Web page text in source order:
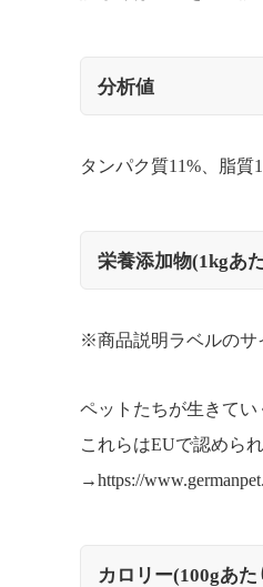
分析値
タンパク質11%、脂質
栄養添加物(1kgあ
※商品説明ラベルのサ
ペットたちが生きてい
これらはEUで認めら
→https://
カロリー(100gあた